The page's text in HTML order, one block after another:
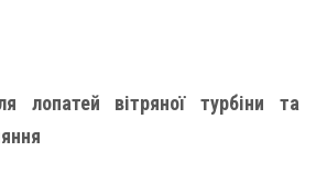
лопатей вітряної турбіни та